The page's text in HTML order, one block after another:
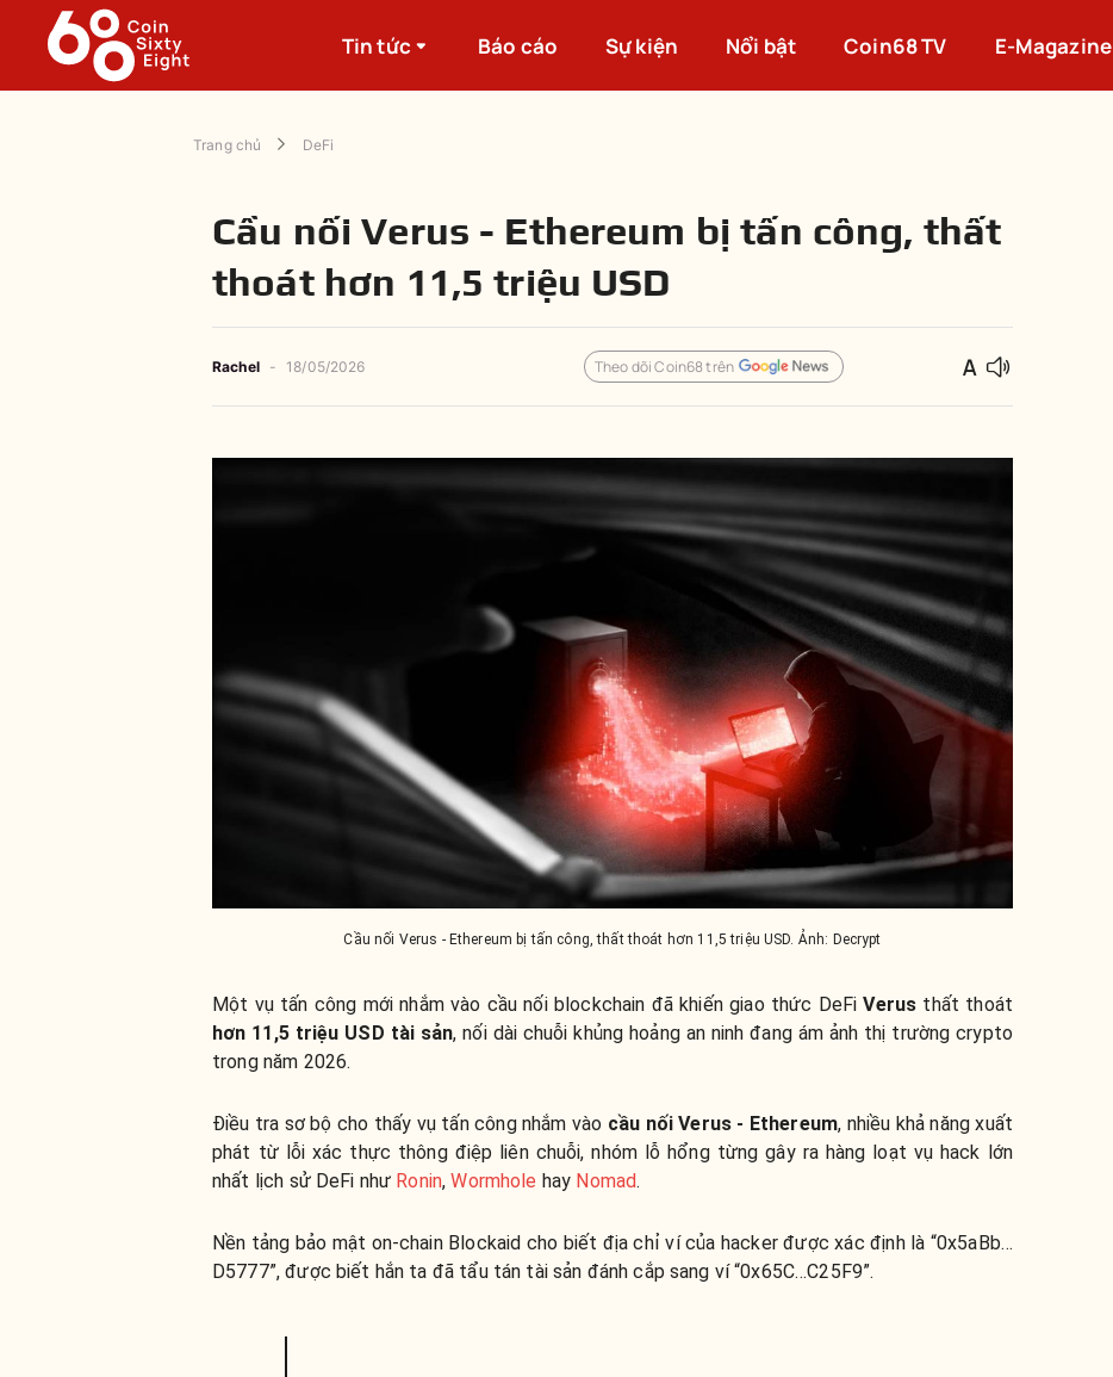
Tin tức Báo cáo Sự kiện Nổi bật Coin68 TV E-Magazine
Trang chủ DeFi
Cầu nối Verus - Ethereum bị tấn công, thất
thoát hơn 11,5 triệu USD
Rachel - 18/05/2026 Theo dõi Coin68 trên
Cầu nối Verus - Ethereum bị tấn công, thất thoát hơn 11,5 triệu USD. Ảnh: Decrypt
Một vụ tấn công mới nhắm vào cầu nối blockchain đã khiến giao thức DeFiVerus thất thoát
hơn 11,5 triệu USD tài sản, nối dài chuỗi khủng hoảng an ninh đang ám ảnh thị trường crypto
trong năm 2026.
Điều tra sơ bộ cho thấy vụ tấn công nhắm vào cầu nối Verus - Ethereum, nhiều khả năng xuất
phát từ lỗi xác thực thông điệp liên chuỗi, nhóm lỗ hổng từng gây ra hàng loạt vụ hack lớn
nhất lịch sử DeFi như Ronin,Wormhole hay Nomad.
Nền tảng bảo mật on-chain Blockaid cho biết địa chỉ ví của hacker được xác định là “0x5aBb…
D5777”, được biết hắn ta đã tẩu tán tài sản đánh cắp sang ví “0x65C…C25F9”.